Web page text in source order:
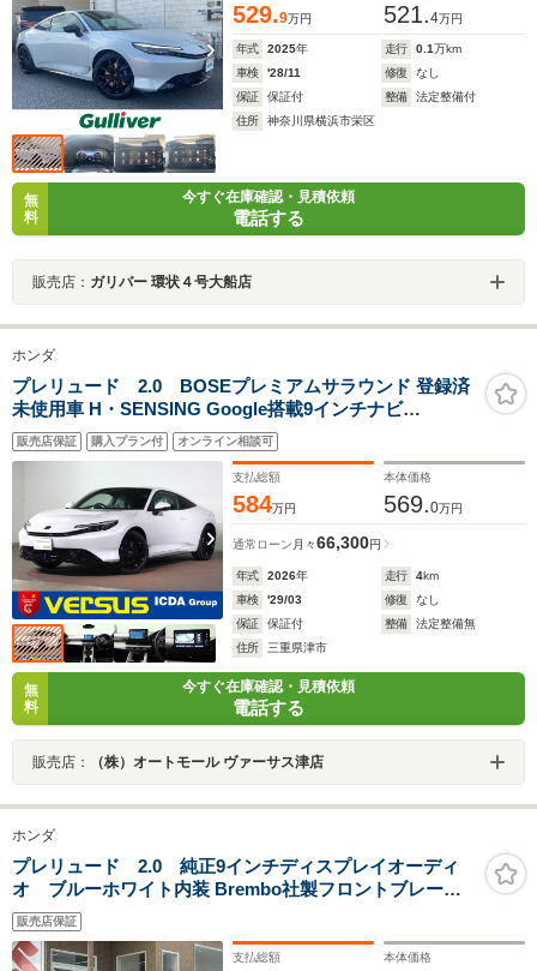
529.9万円 521.4万円
年式 2025年 走行 0.1万km
車検
'28/11 修復
なし
保証
保証付 整備
法定整備付
住所
神奈川県横浜市栄区
無
料
今すぐ在庫確認・見積依頼
電話する
販売店： ガリバー 環状４号大船店
ホンダ
プレリュード 2.0 BOSEプレミアムサラウンド 登録済
未使用車 H・SENSING Google搭載9インチナビ
bluetooth アダクティブクルーズC BSM フラッシュアウ
ターハンドル アダプティブダンパー Brembo製4ポットキ
ャリパー S+Shift 専用19AW
販売店保証 購入プラン付 オンライン相談可
支払総額
584万円
本体価格
569.0万円
通常ローン 月々66,300円
年式 2026年 走行 4km
車検
'29/03 修復
なし
保証
保証付 整備
法定整備無
住所
三重県津市
無
料
今すぐ在庫確認・見積依頼
電話する
販売店： （株）オートモール ヴァーサス津店
ホンダ
プレリュード 2.0 純正9インチディスプレイオーディ
オ ブルーホワイト内装 Brembo社製フロントブレーキ
フル液晶メーター フルLEDヘッドライト 電子制御パーキ
ングブレーキ BOSEサウンドシステム ホンダセンシング
販売店保証
支払総額 本体価格